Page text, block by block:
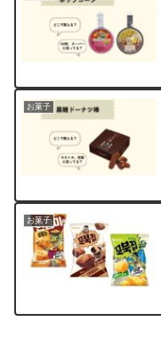
お菓子
お菓子